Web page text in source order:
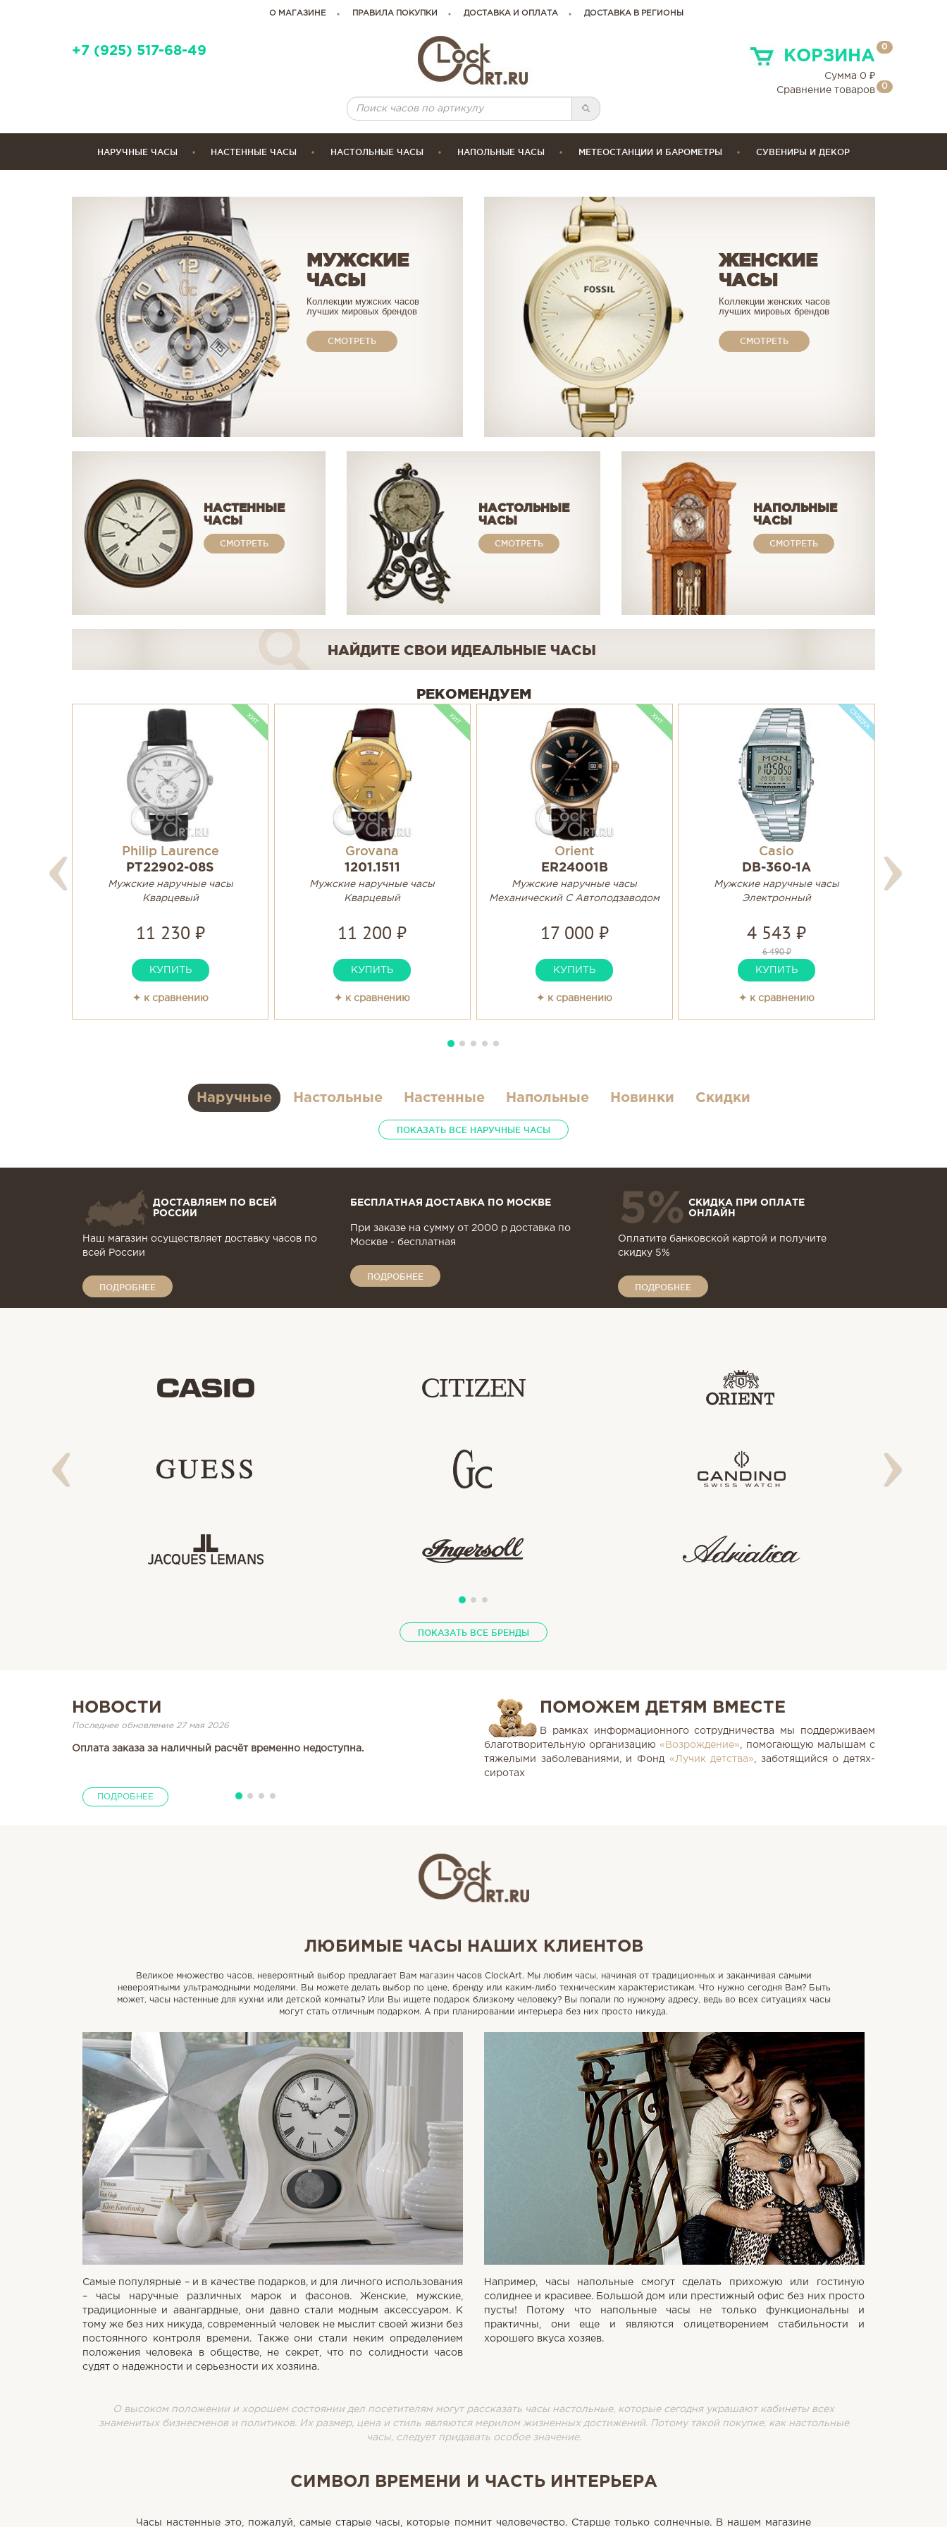
О МАГАЗИНЕ ПРАВИЛА ПОКУПКИ ДОСТАВКА И ОПЛАТА ДОСТАВКА В РЕГИОНЫ
+7 (925) 517-68-49 КОРЗИНА
0
Сумма 0 ₽
Сравнение товаров
0
НАРУЧНЫЕ ЧАСЫ НАСТЕННЫЕ ЧАСЫ НАСТОЛЬНЫЕ ЧАСЫ НАПОЛЬНЫЕ ЧАСЫ МЕТЕОСТАНЦИИ И БАРОМЕТРЫ СУВЕНИРЫ И ДЕКОР
МУЖСКИЕ
ЧАСЫ
Коллекции мужских часов
лучших мировых брендов
СМОТРЕТЬ
ЖЕНСКИЕ
ЧАСЫ
Коллекции женских часов
лучших мировых брендов
СМОТРЕТЬ
НАСТЕННЫЕ
ЧАСЫ
СМОТРЕТЬ
НАСТОЛЬНЫЕ
ЧАСЫ
СМОТРЕТЬ
НАПОЛЬНЫЕ
ЧАСЫ
СМОТРЕТЬ
НАЙДИТЕ СВОИ ИДЕАЛЬНЫЕ ЧАСЫ
РЕКОМЕНДУЕМ
Philip Laurence
PT22902-08S
Мужские наручные часы
Кварцевый
11 230 ₽
КУПИТЬ
✦ к сравнению
Grovana
1201.1511
Мужские наручные часы
Кварцевый
11 200 ₽
КУПИТЬ
✦ к сравнению
Orient
ER24001B
Мужские наручные часы
Механический С Автоподзаводом
17 000 ₽
КУПИТЬ
✦ к сравнению
Casio
DB-360-1A
Мужские наручные часы
Электронный
4 543 ₽
6 490 ₽
КУПИТЬ
✦ к сравнению
Наручные Настольные Настенные Напольные Новинки Скидки
ПОКАЗАТЬ ВСЕ НАРУЧНЫЕ ЧАСЫ
ДОСТАВЛЯЕМ ПО ВСЕЙ
РОССИИ
Наш магазин осуществляет доставку часов по
всей России
ПОДРОБНЕЕ
БЕСПЛАТНАЯ ДОСТАВКА ПО МОСКВЕ
При заказе на сумму от 2000 р доставка по
Москве - бесплатная
ПОДРОБНЕЕ
СКИДКА ПРИ ОПЛАТЕ
ОНЛАЙН
Оплатите банковской картой и получите
скидку 5%
ПОДРОБНЕЕ
ПОКАЗАТЬ ВСЕ БРЕНДЫ
НОВОСТИ
Последнее обновление 27 мая 2026
Оплата заказа за наличный расчёт временно недоступна.
ПОДРОБНЕЕ
ПОМОЖЕМ ДЕТЯМ ВМЕСТЕ
В рамках информационного сотрудничества мы поддерживаем
благотворительную организацию «Возрождение»
, помогающую малышам с
тяжелыми заболеваниями, и Фонд
«Лучик детства» , заботящийся о детях-
сиротах
ЛЮБИМЫЕ ЧАСЫ НАШИХ КЛИЕНТОВ
Великое множество часов, невероятный выбор предлагает Вам магазин часов ClockArt. Мы любим часы, начиная от традиционных и заканчивая самыми
невероятными ультрамодными моделями. Вы можете делать выбор по цене, бренду или каким-либо техническим характеристикам. Что нужно сегодня Вам? Быть
может, часы настенные для кухни или детской комнаты? Или Вы ищете подарок близкому человеку? Вы попали по нужному адресу, ведь во всех ситуациях часы
могут стать отличным подарком. А при планировании интерьера без них просто никуда.
Самые популярные – и в качестве подарков, и для личного использования
– часы наручные различных марок и фасонов. Женские, мужские,
традиционные и авангардные, они давно стали модным аксессуаром. К
тому же без них никуда, современный человек не мыслит своей жизни без
постоянного контроля времени. Также они стали неким определением
положения человека в обществе, не секрет, что по солидности часов
судят о надежности и серьезности их хозяина.
Например, часы напольные смогут сделать прихожую или гостиную
солиднее и красивее. Большой дом или престижный офис без них просто
пусты! Потому что напольные часы не только функциональны и
практичны, они еще и являются олицетворением стабильности и
хорошего вкуса хозяев.
О высоком положении и хорошем состоянии дел посетителям могут рассказать часы настольные, которые сегодня украшают кабинеты всех
знаменитых бизнесменов и политиков. Их размер, цена и стиль являются мерилом жизненных достижений. Потому такой покупке, как настольные
часы, следует придавать особое значение.
СИМВОЛ ВРЕМЕНИ И ЧАСТЬ ИНТЕРЬЕРА
Часы настенные это, пожалуй, самые старые часы, которые помнит человечество. Старше только солнечные. В нашем магазине